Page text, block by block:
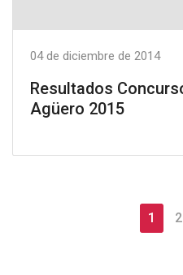
04 de diciembre de 2014
Resultados
Agüero 2015
1 2